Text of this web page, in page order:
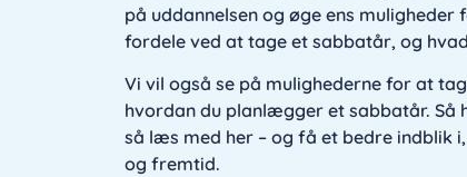
på uddannelsen og øge ens
fordele ved at tage et sabbatår, og
Vi vil også se på mulighederne for at
hvordan du planlægger et sabbatår. Så
så læs med her – og få et bedre indblik
og fremtid.